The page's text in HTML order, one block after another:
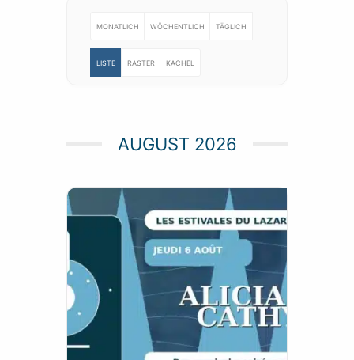
MONATLICH WÖCHENTLICH TÄGLICH
LISTE RASTER KACHEL
AUGUST 2026